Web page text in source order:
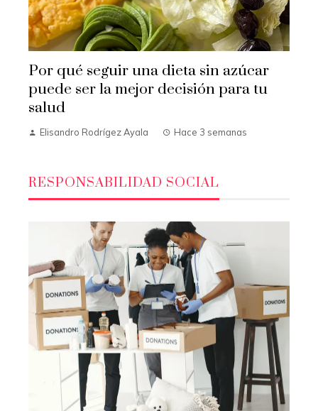
Por qué seguir una dieta sin azúcar
puede ser la mejor decisión para tu
salud
Elisandro Rodrígez Ayala Hace 3 semanas
RESPONSABILIDAD SOCIAL